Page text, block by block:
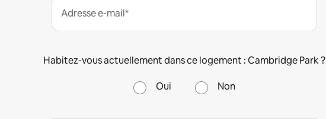
Adresse e-mail*
Habitez-vous actuellement dans ce logement : Cambridge Park ?
Oui Non